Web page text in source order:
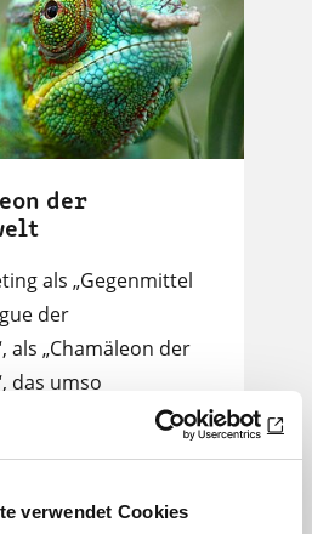
verwendet Cookies
der
als „Gegenmittel
der
als „Chamäleon der
das umso
je mehr es sich…